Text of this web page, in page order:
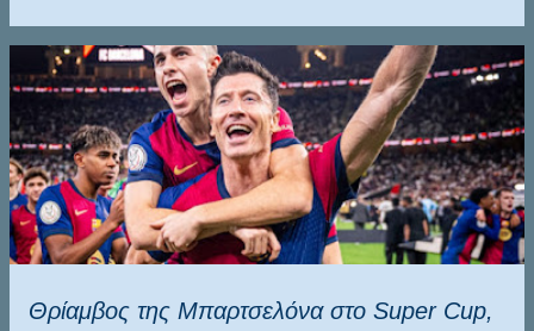
Θρίαμβος της Μπαρτσελόνα στο Super Cup,